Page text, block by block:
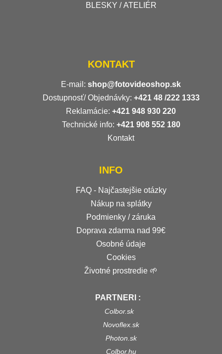
BLESKY / ATELIÉR
KONTAKT
E-mail: shop@fotovideoshop.sk
Dostupnosť/ Objednávky: +421 48 /222 1333
Reklamácie: +421 948 930 220
Technické info: +421 908 552 180
Kontakt
INFO
FAQ - Najčastejšie otázky
Nákup na splátky
Podmienky / záruka
Doprava zdarma nad 99€
Osobné údaje
Cookies
Životné prostredie 🌱
PARTNERI :
Colbor.sk
Novoflex.sk
Photon.sk
Colbor.hu